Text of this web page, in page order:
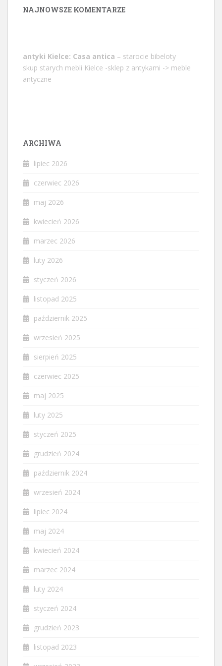
NAJNOWSZE KOMENTARZE
antyki Kielce: Casa antica – starocie bibeloty
skup starych mebli Kielce -sklep z antykami -> meble
antyczne
ARCHIWA
lipiec 2026
czerwiec 2026
maj 2026
kwiecień 2026
marzec 2026
luty 2026
styczeń 2026
listopad 2025
październik 2025
wrzesień 2025
sierpień 2025
czerwiec 2025
maj 2025
luty 2025
styczeń 2025
grudzień 2024
październik 2024
wrzesień 2024
lipiec 2024
maj 2024
kwiecień 2024
marzec 2024
luty 2024
styczeń 2024
grudzień 2023
listopad 2023